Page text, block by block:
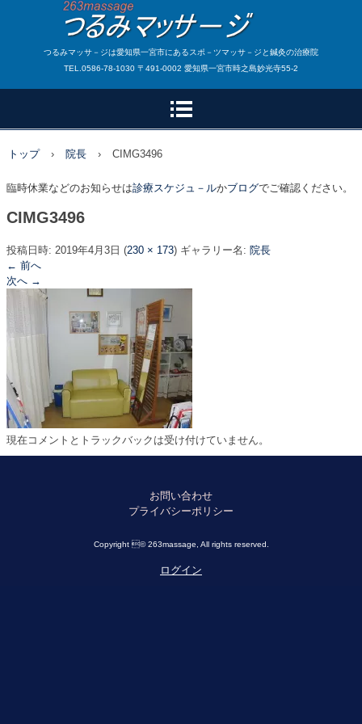
つるみマッサ－ジは愛知県一宮市にあるスポ－ツマッサ－ジと鍼灸の治療院
TEL.0586-78-1030 〒491-0002 愛知県一宮市時之島妙光寺55-2
トップ › 院長 › CIMG3496
臨時休業などのお知らせは診療スケジュ－ルかブログでご確認ください。
CIMG3496
投稿日時: 2019年4月3日 (230 × 173) ギャラリー名: 院長
← 前へ
次へ →
現在コメントとトラックバックは受け付けていません。
お問い合わせ
プライバシーポリシー
Copyright © 263massage, All rights reserved.
ログイン